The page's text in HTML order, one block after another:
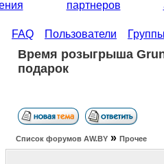
партнеров
FAQ Пользователи
Время розыгрыша
подарок
Список форумов АW.BY » Прочее